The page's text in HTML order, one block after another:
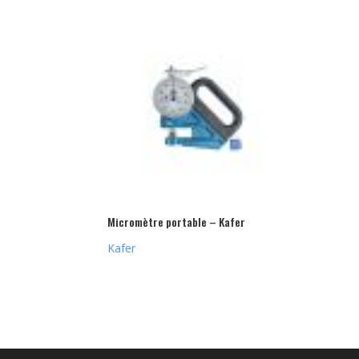
Micromètre portable – Kafer
Kafer